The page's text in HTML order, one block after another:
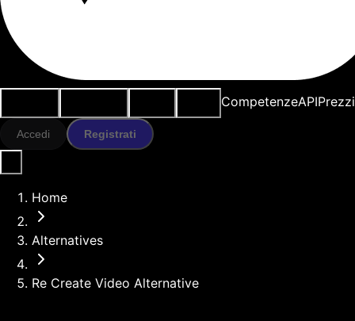
CompetenzeAPIPrezzi
Accedi Registrati
Home
Alternatives
Re Create Video Alternative